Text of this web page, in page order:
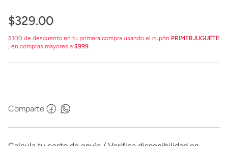
$329.00
$100 de descuento en tu primera compra usando el cupón PRIMERJUGUETE
, en compras mayores a $999.
Comparte